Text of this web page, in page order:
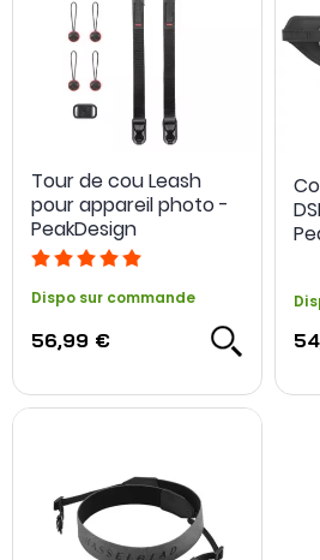
Tour de cou Leash
pour appareil photo -
PeakDesign
Dispo sur commande
56,99 €